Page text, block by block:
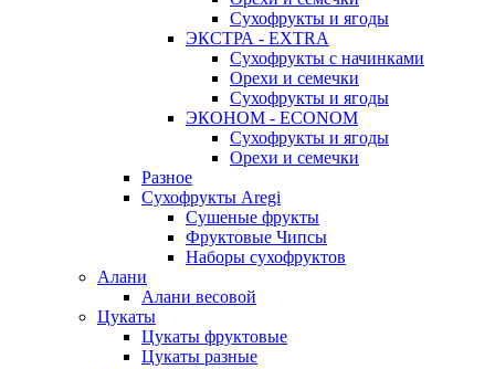
Сухофрукты и ягоды
ЭКСТРА - EXTRA
Сухофрукты с начинками
Орехи и семечки
Сухофрукты и ягоды
ЭКОНОМ - ECONOM
Сухофрукты и ягоды
Орехи и семечки
Разное
Сухофрукты Aregi
Сушеные фрукты
Фруктовые Чипсы
Наборы сухофруктов
Алани
Алани весовой
Цукаты
Цукаты фруктовые
Цукаты разные